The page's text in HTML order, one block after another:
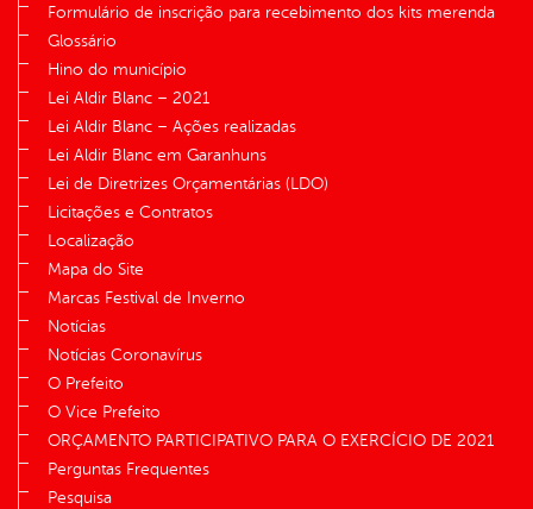
Formulário de inscrição para recebimento dos kits merenda
Glossário
Hino do município
Lei Aldir Blanc – 2021
Lei Aldir Blanc – Ações realizadas
Lei Aldir Blanc em Garanhuns
Lei de Diretrizes Orçamentárias (LDO)
Licitações e Contratos
Localização
Mapa do Site
Marcas Festival de Inverno
Notícias
Notícias Coronavírus
O Prefeito
O Vice Prefeito
ORÇAMENTO PARTICIPATIVO PARA O EXERCÍCIO DE 2021
Perguntas Frequentes
Pesquisa